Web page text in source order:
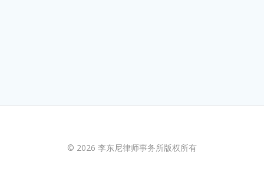
© 2026 李东尼律师事务所版权所有